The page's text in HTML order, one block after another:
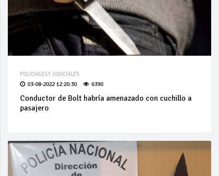
POLICIALES Y JUDICIALES
03-08-2022 12:20:30 6390
Conductor de Bolt habría amenazado con cuchillo a
pasajero